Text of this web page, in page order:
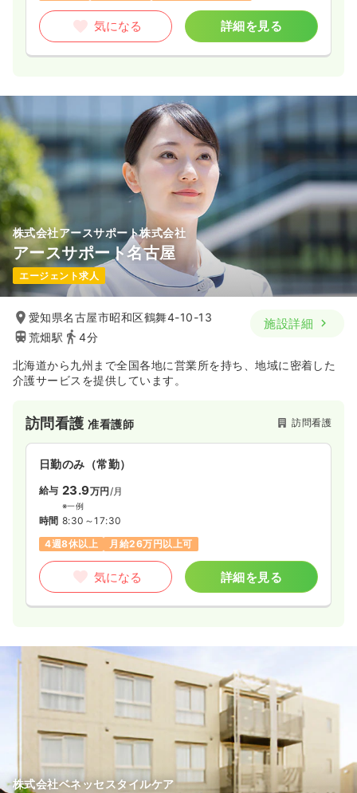
気になる 詳細を見る
株式会社アースサポート株式会社
アースサポート名古屋
エージェント求人
愛知県名古屋市昭和区鶴舞4-10-13
荒畑駅
4分
施設詳細
北海道から九州まで全国各地に営業所を持ち、地域に密着した
介護サービスを提供しています。
訪問看護准看護師 訪問看護
日勤のみ（常勤）
給与 23.9万円 /月
※一例
時間 8:30～17:30
4週8休以上
月給26万円以上可
気になる 詳細を見る
株式会社ベネッセスタイルケア